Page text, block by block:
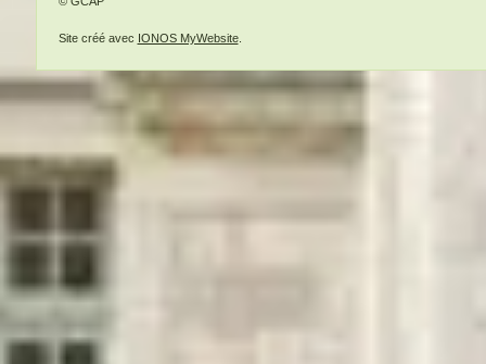
Site créé avec IONOS MyWebsite.